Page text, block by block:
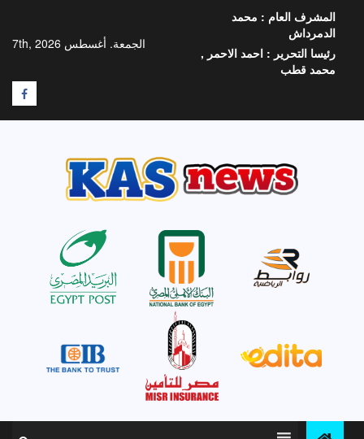
المحتوى
الجمعة. أغسطس 7th, 2026
المشرف العام : محمد
الدمرداش
رئيسا التحرير : احمد الاحمر ,
محمد قطب
F